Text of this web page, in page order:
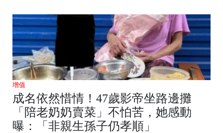
增值
成名依然惜情！47歲影帝坐路邊攤
「陪老奶奶賣菜」不怕苦，她感動
曝：「非親生孫子仍孝順」